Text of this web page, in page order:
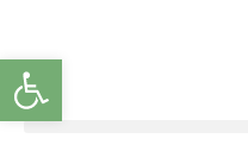
Abrir barra de herramientas